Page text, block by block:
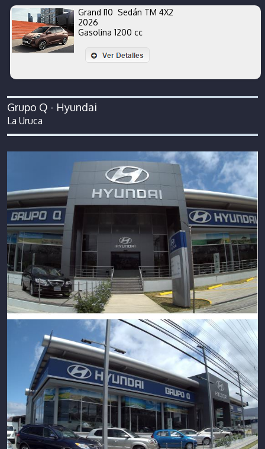
Grand I10 Sedán TM 4X2
2026
Gasolina 1200 cc
Grupo Q - Hyundai
La Uruca